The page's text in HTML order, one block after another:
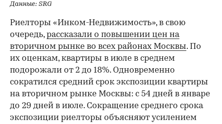
Данные: SRG
Риелторы «Инком-Недвижимость», в свою
очередь,рассказали о повышении цен на
вторичном рынке во всех районах Москвы. По
их оценкам, квартиры в июле в среднем
подорожали от 2 до 18%. Одновременно
сократился средний срок экспозиции квартиры
на вторичном рынке Москвы: с 54 дней в январе
до 29 дней в июле. Сокращение среднего срока
экспозиции риелторы объясняют усилением